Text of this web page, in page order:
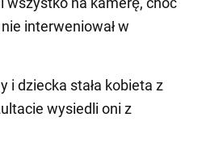
interweniował w
i dziecka stała kobieta z
wysiedli oni z